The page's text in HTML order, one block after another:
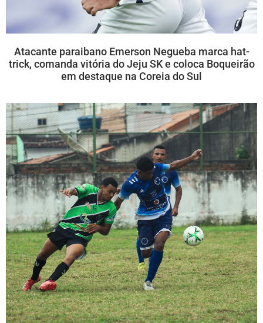
Atacante paraibano Emerson Negueba marca hat-
trick, comanda vitória do Jeju SK e coloca Boqueirão
em destaque na Coreia do Sul